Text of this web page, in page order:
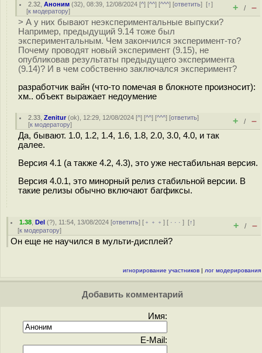
2.32 ,Аноним (32), 08:39, 12/08/2024 [^] [^^] [^^^] [ответить][↑]
[к модератору] + / –
> А у них бывают неэкспериментальные выпуски?
Например, предыдущий 9.14 тоже был
экспериментальным. Чем закончился эксперимент-то?
Почему проводят новый эксперимент (9.15), не
опубликовав результаты предыдущего эксперимента
(9.14)? И в чем собственно заключался эксперимент?
разработчик вайн (что-то помечая в блокноте произносит):
хм.. объект выражает недоумение
2.33 ,Zenitur(ok), 12:29, 12/08/2024 [^] [^^] [^^^] [ответить]
[к модератору] + / –
Да, бывают. 1.0, 1.2, 1.4, 1.6, 1.8, 2.0, 3.0, 4.0, и так
далее.
Версия 4.1 (а также 4.2, 4.3), это уже нестабильная версия.
Версия 4.0.1, это минорный релиз стабильной версии. В
такие релизы обычно включают багфиксы.
1.38 ,Del (?), 11:54, 13/08/2024 [ответить] [ ﹢﹢﹢] [ · · ·][↑]
[к модератору] + / –
Он еще не научился в мульти-дисплей?
игнорирование участников | лог модерирования
Добавить комментарий
Имя:
E-Mail: